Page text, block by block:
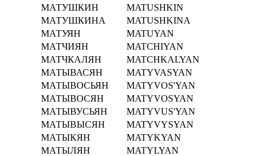
МАТУШКИН
MATUSHKIN
МАТУШКИНА
MATUSHKINA
МАТУЯН
MATUYAN
МАТЧИЯН
MATCHIYAN
МАТЧКАЛЯН
MATCHKALYAN
МАТЫВАСЯН
MATYVASYAN
МАТЫВОСЬЯН
MATYVOS'YAN
МАТЫВОСЯН
MATYVOSYAN
МАТЫВУСЬЯН
MATYVUS'YAN
МАТЫВЫСЯН
MATYVYSYAN
МАТЫКЯН
MATYKYAN
МАТЫЛЯН
MATYLYAN